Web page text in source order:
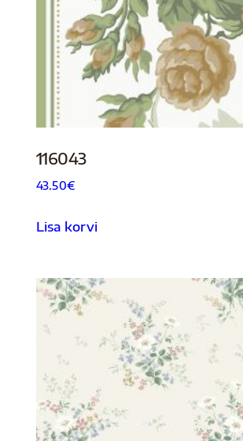
116043
43.50€
Lisa korvi